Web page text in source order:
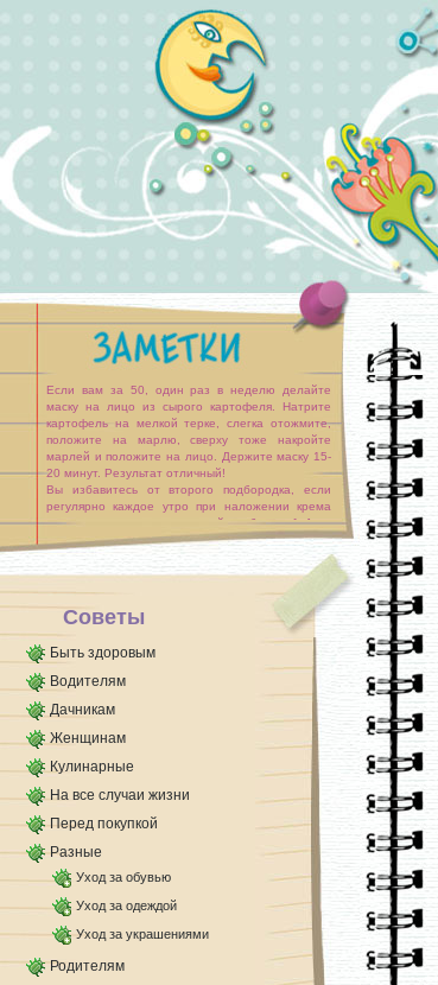
Если вам за 50, один раз в неделю делайте
маску на лицо из сырого картофеля. Натрите
картофель на мелкой терке, слегка отожмите,
положите на марлю, сверху тоже накройте
марлей и положите на лицо. Держите маску 15-
20 минут. Результат отличный!
Вы избавитесь от второго подбородка, если
регулярно каждое утро при наложении крема
тыльными сторонами ладоней рук будете [...]
Советы
Быть здоровым
Водителям
Дачникам
Женщинам
Кулинарные
На все случаи жизни
Перед покупкой
Разные
Уход за обувью
Уход за одеждой
Уход за украшениями
Родителям